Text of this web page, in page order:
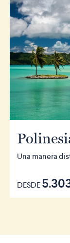
Una manera
DESDE